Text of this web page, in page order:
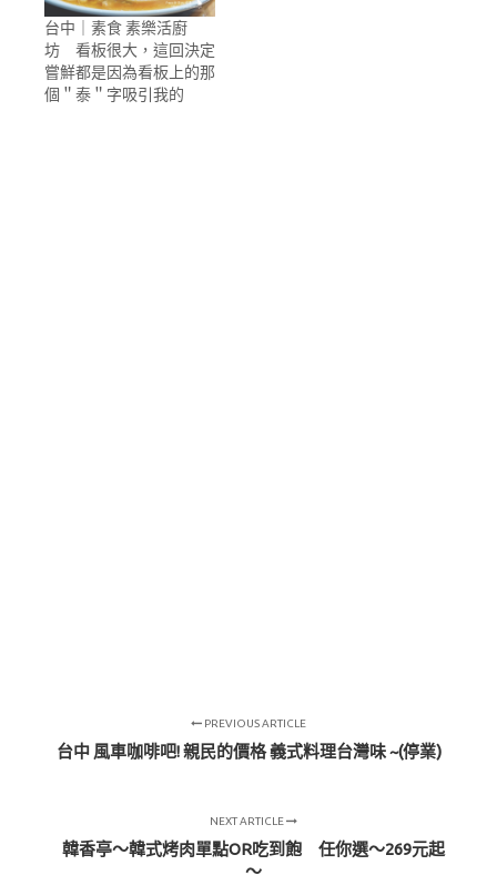
台中｜素食 素樂活廚
坊 看板很大，這回決定
嘗鮮都是因為看板上的那
個＂泰＂字吸引我的
PREVIOUS ARTICLE
台中 風車咖啡吧! 親民的價格 義式料理台灣味 ~(停業)
NEXT ARTICLE
韓香亭～韓式烤肉單點OR吃到飽 任你選～269元起
～